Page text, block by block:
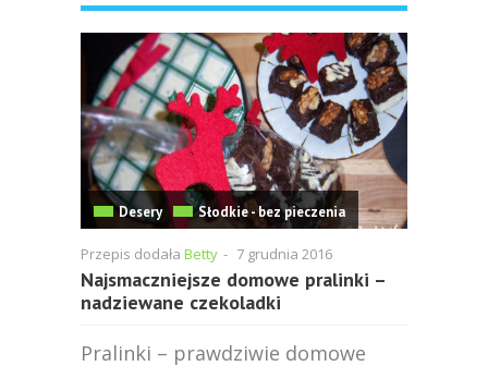
Desery Słodkie - bez pieczenia
Przepis dodała Betty - 7 grudnia 2016
Najsmaczniejsze domowe pralinki –
nadziewane czekoladki
Pralinki – prawdziwie domowe